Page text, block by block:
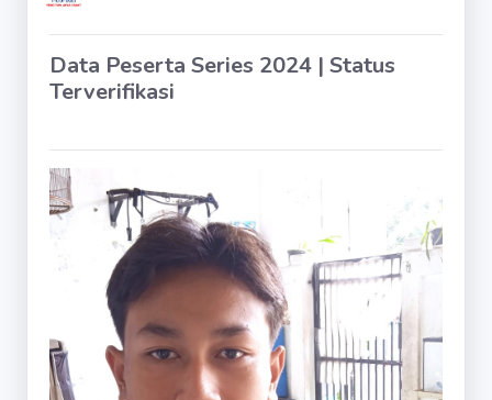
Data Peserta Series 2024 | Status
Terverifikasi